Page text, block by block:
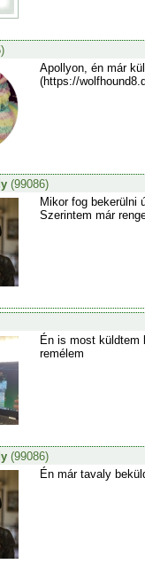
Apollyon, én már
(https://
(99086)
Mikor fog bekerülni
Szerintem már
Én is most küldtem
remélem
(99086)
Én már tavaly